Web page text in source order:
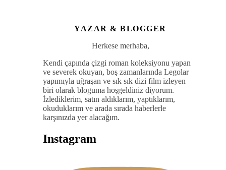
YAZAR & BLOGGER
Herkese merhaba,
Kendi çapında çizgi roman koleksiyonu yapan
ve severek okuyan, boş zamanlarında Legolar
yapımıyla uğraşan ve sık sık dizi film izleyen
biri olarak bloguma hoşgeldiniz diyorum.
İzlediklerim, satın aldıklarım, yaptıklarım,
okuduklarım ve arada sırada haberlerle
karşınızda yer alacağım.
Instagram